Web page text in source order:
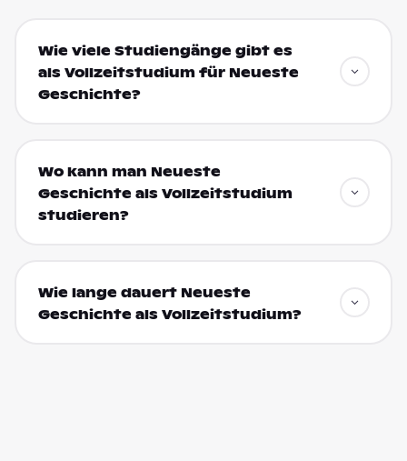
Wie viele Studiengänge gibt es
als Vollzeitstudium für Neueste
Geschichte?
Wo kann man Neueste
Geschichte als Vollzeitstudium
studieren?
Wie lange dauert Neueste
Geschichte als Vollzeitstudium?